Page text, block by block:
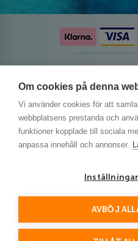
Om cookies på denna
Vi använder cookies för att
webbplatsens prestanda och
funktioner kopplade till sociala
anpassa innehåll och annonser.
AVBÖJ
This site is protected by
andTerms of